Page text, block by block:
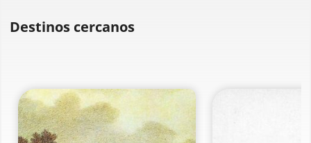
Destinos cercanos